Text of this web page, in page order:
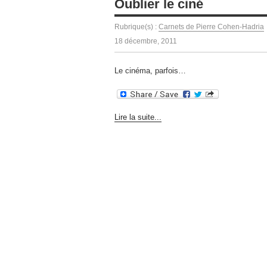
Oublier le ciné
Rubrique(s) : Carnets de Pierre Cohen-Hadria
18 décembre, 2011
Le cinéma, parfois…
Lire la suite...